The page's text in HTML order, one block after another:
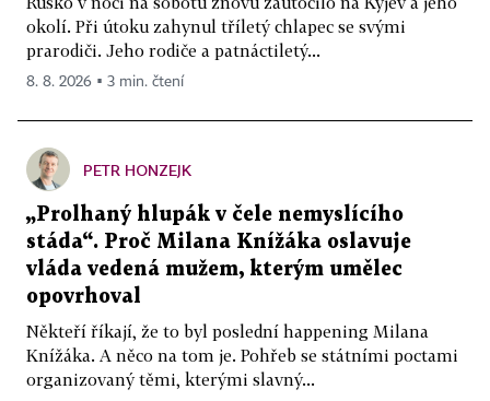
okolí. Při útoku zahynul tříletý chlapec se svými
prarodiči. Jeho rodiče a patnáctiletý...
8. 8. 2026 ▪ 3 min. čtení
PETR HONZEJK
„Prolhaný hlupák v čele nemyslícího
stáda“. Proč Milana Knížáka oslavuje
vláda vedená mužem, kterým umělec
opovrhoval
Někteří říkají, že to byl poslední happening Milana
Knížáka. A něco na tom je. Pohřeb se státními poctami
organizovaný těmi, kterými slavný...